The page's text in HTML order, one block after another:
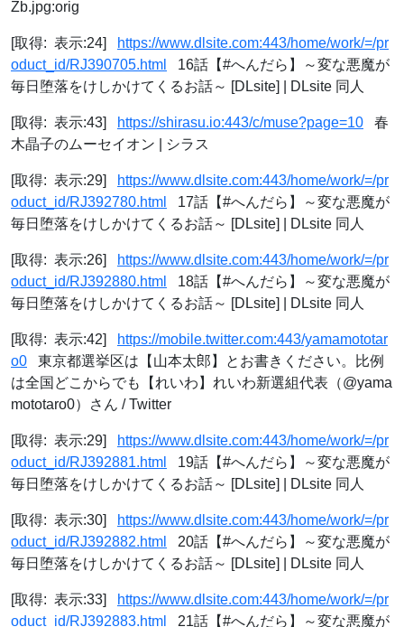
Zb.jpg:orig
[取得: 表示:24]
https://www.dlsite.com:443/home/work/=/pr
oduct_id/RJ390705.html
16話【#へんだら】～変な悪魔が
毎日堕落をけしかけてくるお話～ [DLsite] | DLsite 同人
[取得: 表示:43] https://shirasu.io:443/c/muse?page=10 春
木晶子のムーセイオン | シラス
[取得: 表示:29]
https://www.dlsite.com:443/home/work/=/pr
oduct_id/RJ392780.html
17話【#へんだら】～変な悪魔が
毎日堕落をけしかけてくるお話～ [DLsite] | DLsite 同人
[取得: 表示:26]
https://www.dlsite.com:443/home/work/=/pr
oduct_id/RJ392880.html
18話【#へんだら】～変な悪魔が
毎日堕落をけしかけてくるお話～ [DLsite] | DLsite 同人
[取得: 表示:42]
https://mobile.twitter.com:443/yamamototar
o0 東京都選挙区は【山本太郎】とお書きください。比例
は全国どこからでも【れいわ】れいわ新選組代表（@yama
mototaro0）さん / Twitter
[取得: 表示:29]
https://www.dlsite.com:443/home/work/=/pr
oduct_id/RJ392881.html
19話【#へんだら】～変な悪魔が
毎日堕落をけしかけてくるお話～ [DLsite] | DLsite 同人
[取得: 表示:30]
https://www.dlsite.com:443/home/work/=/pr
oduct_id/RJ392882.html
20話【#へんだら】～変な悪魔が
毎日堕落をけしかけてくるお話～ [DLsite] | DLsite 同人
[取得: 表示:33]
https://www.dlsite.com:443/home/work/=/pr
oduct_id/RJ392883.html
21話【#へんだら】～変な悪魔が